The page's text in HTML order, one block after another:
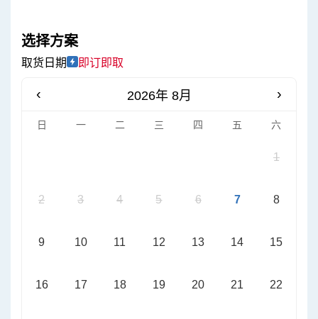
选择方案
取货日期 即订即取
‹ 2026年 8月 ›
日 一 二 三 四 五 六
1
2 3 4 5 6 7 8
9 10 11 12 13 14 15
16 17 18 19 20 21 22